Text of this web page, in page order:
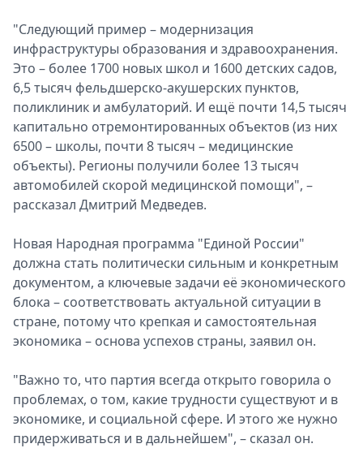
"Следующий пример – модернизация
инфраструктуры образования и здравоохранения.
Это – более 1700 новых школ и 1600 детских садов,
6,5 тысяч фельдшерско-акушерских пунктов,
поликлиник и амбулаторий. И ещё почти 14,5 тысяч
капитально отремонтированных объектов (из них
6500 – школы, почти 8 тысяч – медицинские
объекты). Регионы получили более 13 тысяч
автомобилей скорой медицинской помощи", –
рассказал Дмитрий Медведев.
Новая Народная программа "Единой России"
должна стать политически сильным и конкретным
документом, а ключевые задачи её экономического
блока – соответствовать актуальной ситуации в
стране, потому что крепкая и самостоятельная
экономика – основа успехов страны, заявил он.
"Важно то, что партия всегда открыто говорила о
проблемах, о том, какие трудности существуют и в
экономике, и социальной сфере. И этого же нужно
придерживаться и в дальнейшем", – сказал он.